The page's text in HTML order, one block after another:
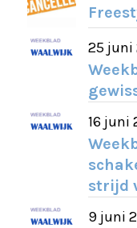
25 juni
16 juni
strijd
9 juni